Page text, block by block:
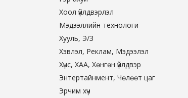
Хоол үйлдвэрлэл
Мэдээллийн технологи
Хууль, Э/З
Хэвлэл, Реклам, Мэдээлэл
Хүнс, ХАА, Хөнгөн үйлдвэр
Энтертайнмент, Чөлөөт цаг
Эрчим хүч